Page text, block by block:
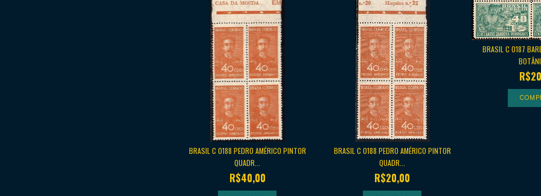
BRASIL C 0188 PEDRO AMÉRICO PINTOR
QUADR...
R$40,00
BRASIL C 0188 PEDRO AMÉRICO PINTOR
QUADR...
R$20,00
BRASIL C 0187